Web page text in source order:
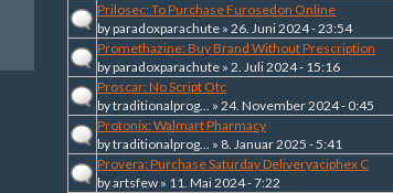
Prilosec: To Purchase Furosedon Online
byparadoxparachute » 26. Juni 2024 - 23:54
Promethazine: Buy Brand Without Prescription
byparadoxparachute » 2. Juli 2024 - 15:16
Proscar: No Script Otc
bytraditionalprog... » 24. November 2024 - 0:45
Protonix: Walmart Pharmacy
bytraditionalprog... » 8. Januar 2025 - 5:41
Provera: Purchase Saturday Deliveryaciphex C
byartsfew » 11. Mai 2024 - 7:22